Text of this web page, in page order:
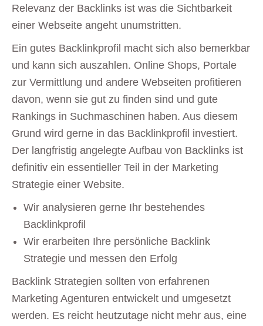
Relevanz der Backlinks ist was die Sichtbarkeit
einer Webseite angeht unumstritten.
Ein gutes Backlinkprofil macht sich also bemerkbar
und kann sich auszahlen. Online Shops, Portale
zur Vermittlung und andere Webseiten profitieren
davon, wenn sie gut zu finden sind und gute
Rankings in Suchmaschinen haben. Aus diesem
Grund wird gerne in das Backlinkprofil investiert.
Der langfristig angelegte Aufbau von Backlinks ist
definitiv ein essentieller Teil in der Marketing
Strategie einer Website.
Wir analysieren gerne Ihr bestehendes
Backlinkprofil
Wir erarbeiten Ihre persönliche Backlink
Strategie und messen den Erfolg
Backlink Strategien sollten von erfahrenen
Marketing Agenturen entwickelt und umgesetzt
werden. Es reicht heutzutage nicht mehr aus, eine